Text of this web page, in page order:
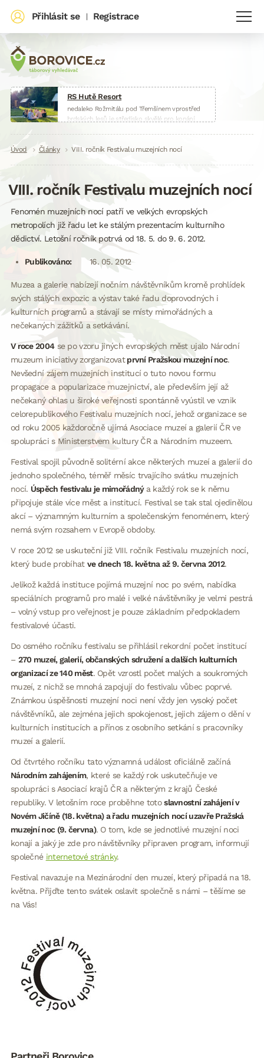
RS Hutě Resort
nedaleko Rožmitálu pod Třemšínem vprostřed
brdských lesů je středisko skvělé pro konání
www.huteresort.cz
Přihlásit se | Registrace
Drobečková
Úvod Články VIII. ročník Festivalu muzejních nocí
VIII. ročník Festivalu muzejních nocí
Fenomén muzejních nocí patří ve velkých evropských
metropolích již řadu let ke stálým prezentacím kulturního
dědictví. Letošní ročník potrvá od 18. 5. do 9. 6. 2012.
Publikováno: 16. 05. 2012
Muzea a galerie nabízejí nočním návštěvníkům kromě prohlídek
svých stálých expozic a výstav také řadu doprovodných i
kulturních programů a stávají se místy mimořádných a
nečekaných zážitků a setkávání.
V roce 2004se po vzoru jiných evropských měst ujalo Národní
muzeum iniciativy zorganizovatprvní Pražskou muzejní noc.
Nevšední zájem muzejních institucí o tuto novou formu
propagace a popularizace muzejnictví, ale především její až
nečekaný ohlas u široké veřejnosti spontánně vyústil ve vznik
celorepublikového Festivalu muzejních nocí, jehož organizace se
od roku 2005 každoročně ujímá Asociace muzeí a galerií ČR ve
spolupráci s Ministerstvem kultury ČR a Národním muzeem.
Festival spojil původně solitérní akce některých muzeí a galerií do
jednoho společného, téměř měsíc trvajícího svátku muzejních
nocí. Úspěch festivalu je mimořádný a každý rok se k němu
připojuje stále více měst a institucí. Festival se tak stal ojedinělou
akcí – významným kulturním a společenským fenoménem, který
nemá svým rozsahem v Evropě obdoby.
V roce 2012 se uskuteční již VIII. ročník Festivalu muzejních nocí,
který bude probíhat ve dnech 18. května až 9. června 2012.
Jelikož každá instituce pojímá muzejní noc po svém, nabídka
speciálních programů pro malé i velké návštěvníky je velmi pestrá
– volný vstup pro veřejnost je pouze základním předpokladem
festivalové účasti.
Do osmého ročníku festivalu se přihlásil rekordní počet institucí
– 270 muzeí, galerií, občanských sdružení a dalších kulturních
organizací ze 140 měst. Opět vzrostl počet malých a soukromých
muzeí, z nichž se mnohá zapojují do festivalu vůbec poprvé.
Známkou úspěšnosti muzejní noci není vždy jen vysoký počet
návštěvníků, ale zejména jejich spokojenost, jejich zájem o dění v
kulturních institucích a přínos z osobního setkání s pracovníky
muzeí a galerií.
Od čtvrtého ročníku tato významná událost oficiálně začíná
Národním zahájením, které se každý rok uskutečňuje ve
spolupráci s Asociací krajů ČR a některým z krajů České
republiky. V letošním roce proběhne totoslavnostní zahájení v
Novém Jičíně (18. května) a řadu muzejních nocí uzavře Pražská
muzejní noc (9. června). O tom, kde se jednotlivé muzejní noci
konají a jaký je zde pro návštěvníky připraven program, informují
společné internetové stránky.
Festival navazuje na Mezinárodní den muzeí, který připadá na 18.
května. Přijďte tento svátek oslavit společně s námi – těšíme se
na Vás!